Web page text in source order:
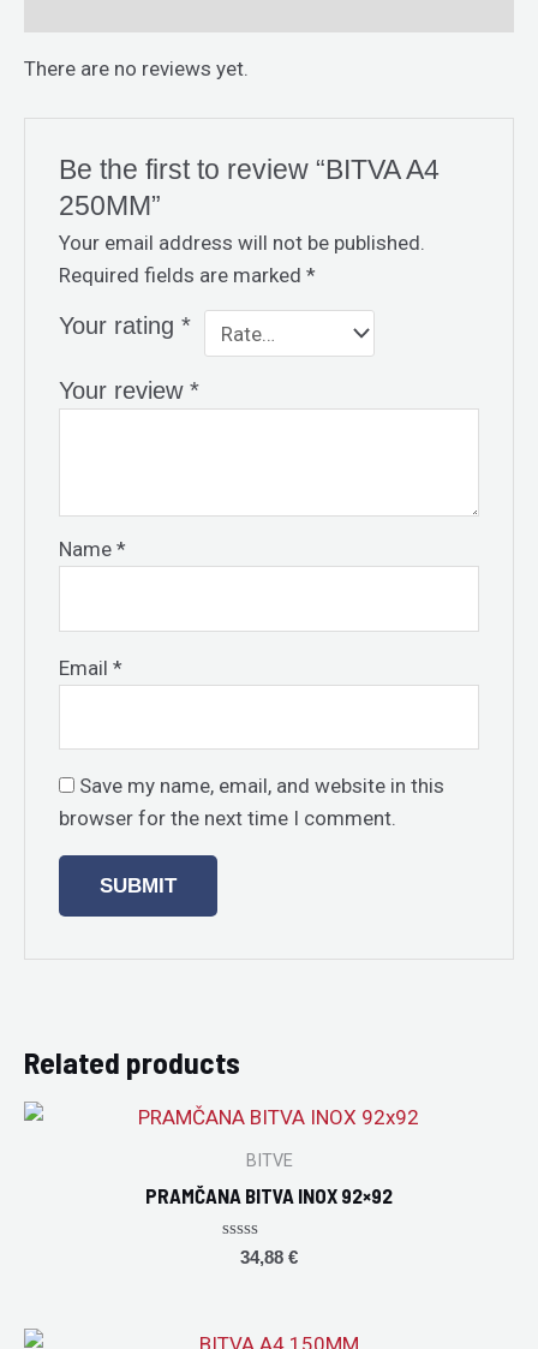
There are no reviews yet.
Be the first to review “BITVA A4
250MM”
Your email address will not be published.
Required fields are marked*
Your rating*
Your review*
Name*
Email*
Save my name, email, and website in this
browser for the next time I comment.
Related products
BITVE
PRAMČANA BITVA INOX 92×92
Rated
34,88 €